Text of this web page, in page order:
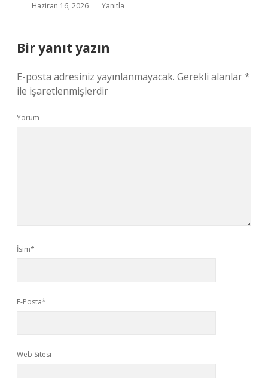
Haziran 16, 2026 Yanıtla
Bir yanıt yazın
E-posta adresiniz yayınlanmayacak. Gerekli alanlar*
ile işaretlenmişlerdir
Yorum
İsim*
E-Posta*
Web Sitesi